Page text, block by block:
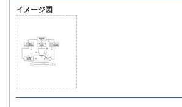
イメージ図